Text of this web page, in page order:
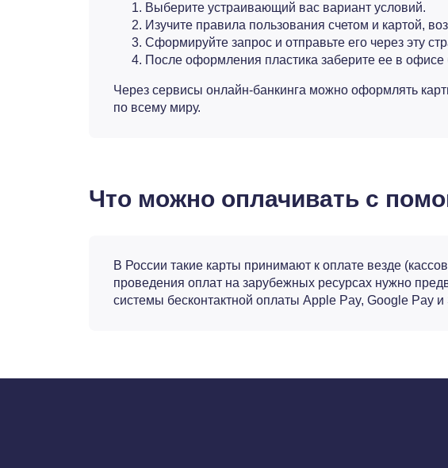
Выберите устраивающий вас вариант условий.
Изучите правила пользования счетом и картой,
Сформируйте запрос и отправьте его через эту
После оформления пластика заберите ее в офисе
Через сервисы онлайн-банкинга можно оформлять
по всему миру.
Что можно оплачивать с
В России такие карты принимают к оплате везде
проведения оплат на зарубежных ресурсах нужно
системы бесконтактной оплаты Apple Pay, Google Pay и